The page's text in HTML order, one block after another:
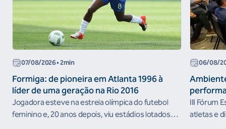
07/08/2026• 2min
Formiga: de pioneira em Atlanta 1996 à
líder de uma geração na Rio 2016
Jogadora esteve na estreia olímpica do futebol
feminino e, 20 anos depois, viu estádios lotados
06/08/
III Fórum
atletas e